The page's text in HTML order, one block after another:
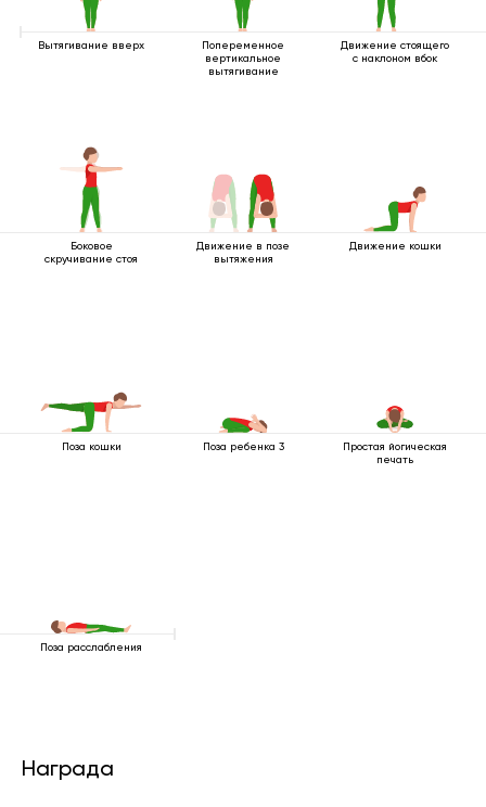
Вытягивание вверх
Попеременное
вертикальное
вытягивание
Движение стоящего
с наклоном вбок
Боковое
скручивание стоя
Движение в позе
вытяжения
Движение кошки
Поза кошки Поза ребенка 3
Простая йогическая
печать
Поза расслабления
Награда